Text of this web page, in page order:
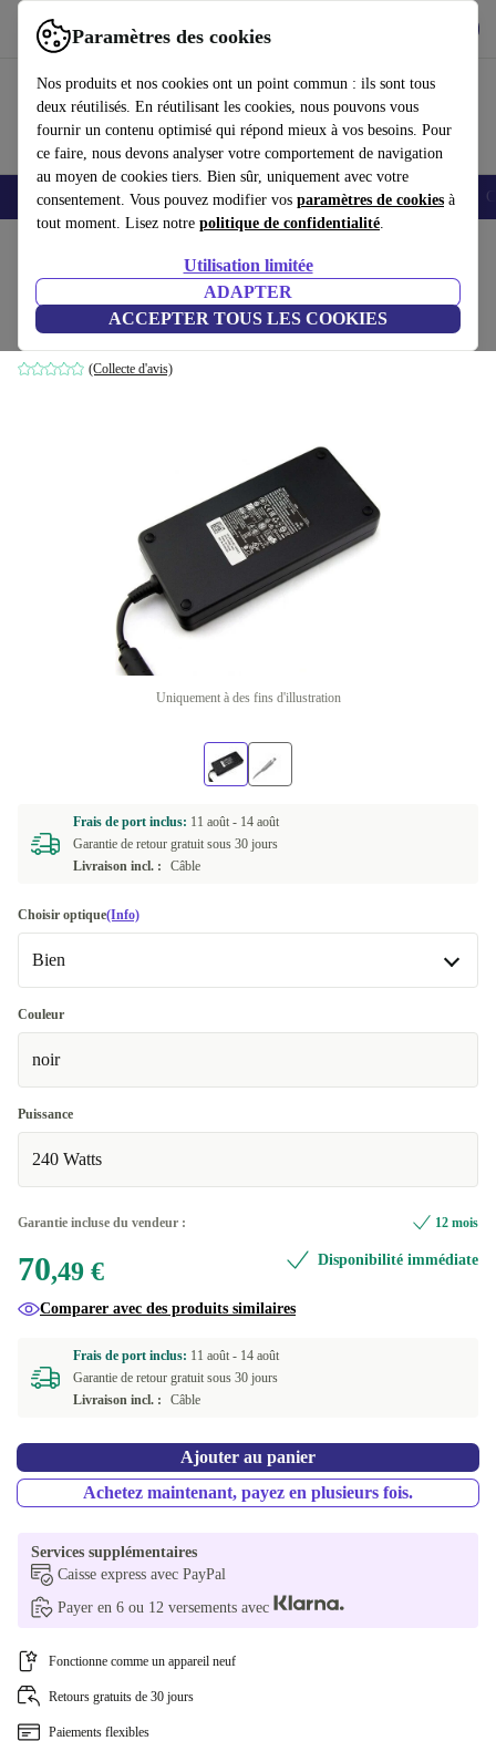
Paramètres des cookies
Nos produits et nos cookies ont un point commun : ils sont tous
deux réutilisés. En réutilisant les cookies, nous pouvons vous
fournir un contenu optimisé qui répond mieux à vos besoins. Pour
ce faire, nous devons analyser votre comportement de navigation
au moyen de cookies tiers. Bien sûr, uniquement avec votre
consentement. Vous pouvez modifier vos paramètres de cookies à
tout moment. Lisez notre politique de confidentialité.
Utilisation limitée
ADAPTER
ACCEPTER TOUS LES COOKIES
Utilisez refurbed rapidement et facilement
Smartphones Laptops Tablettes Montres connectées Accessoires
Dell 0F4XHP Bloc d'alimentation
Noir | 240 W
(Collecte d'avis)
70,49 €
Uniquement à des fins d'illustration
Frais de port inclus: 11 août - 14 août
Garantie de retour gratuit sous 30 jours
Livraison incl. :
Câble
Choisir optique(Info)
Bien
Bien
Excellent
Couleur
noir
Puissance
240 Watts
Garantie incluse du vendeur : 12 mois
70,49 € Disponibilité immédiate
Comparer avec des produits similaires
Frais de port inclus: 11 août - 14 août
Garantie de retour gratuit sous 30 jours
Livraison incl. :
Câble
Ajouter au panier
Achetez maintenant, payez en plusieurs fois.
Services supplémentaires
Caisse express avec PayPal
Payer en 6 ou 12 versements avec
Fonctionne comme un appareil neuf
Retours gratuits de 30 jours
Paiements flexibles